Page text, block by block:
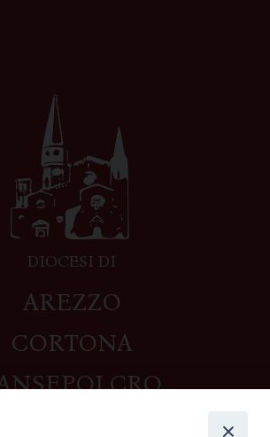
DIOCESI DI
AREZZO
CORTONA